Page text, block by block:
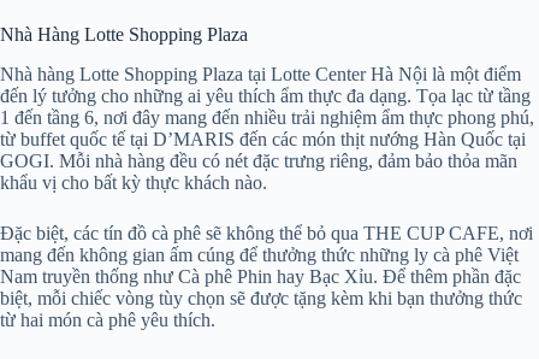
Nhà Hàng Lotte Shopping Plaza
Nhà hàng Lotte Shopping Plaza tại Lotte Center Hà Nội là một điểm
đến lý tưởng cho những ai yêu thích ẩm thực đa dạng. Tọa lạc từ tầng
1 đến tầng 6, nơi đây mang đến nhiều trải nghiệm ẩm thực phong phú,
từ buffet quốc tế tại D’MARIS đến các món thịt nướng Hàn Quốc tại
GOGI. Mỗi nhà hàng đều có nét đặc trưng riêng, đảm bảo thỏa mãn
khẩu vị cho bất kỳ thực khách nào.
Đặc biệt, các tín đồ cà phê sẽ không thể bỏ qua THE CUP CAFE, nơi
mang đến không gian ấm cúng để thưởng thức những ly cà phê Việt
Nam truyền thống như Cà phê Phin hay Bạc Xỉu. Để thêm phần đặc
biệt, mỗi chiếc vòng tùy chọn sẽ được tặng kèm khi bạn thưởng thức
từ hai món cà phê yêu thích.